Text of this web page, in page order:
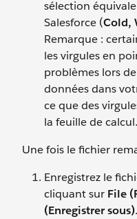
sélection
Salesforce (Cold,
Remarque :
les virgules en
problèmes lors
données dans
ce que des
la feuille de calcul.
Une fois le fichier
Enregistrez le
cliquant sur File
(Enregistrer sous).